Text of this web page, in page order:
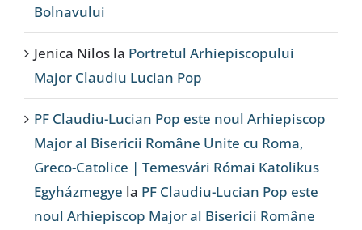
Bolnavului
Jenica Nilos la Portretul Arhiepiscopului
Major Claudiu Lucian Pop
PF Claudiu-Lucian Pop este noul Arhiepiscop
Major al Bisericii Române Unite cu Roma,
Greco-Catolice | Temesvári Római Katolikus
Egyházmegye la PF Claudiu-Lucian Pop este
noul Arhiepiscop Major al Bisericii Române